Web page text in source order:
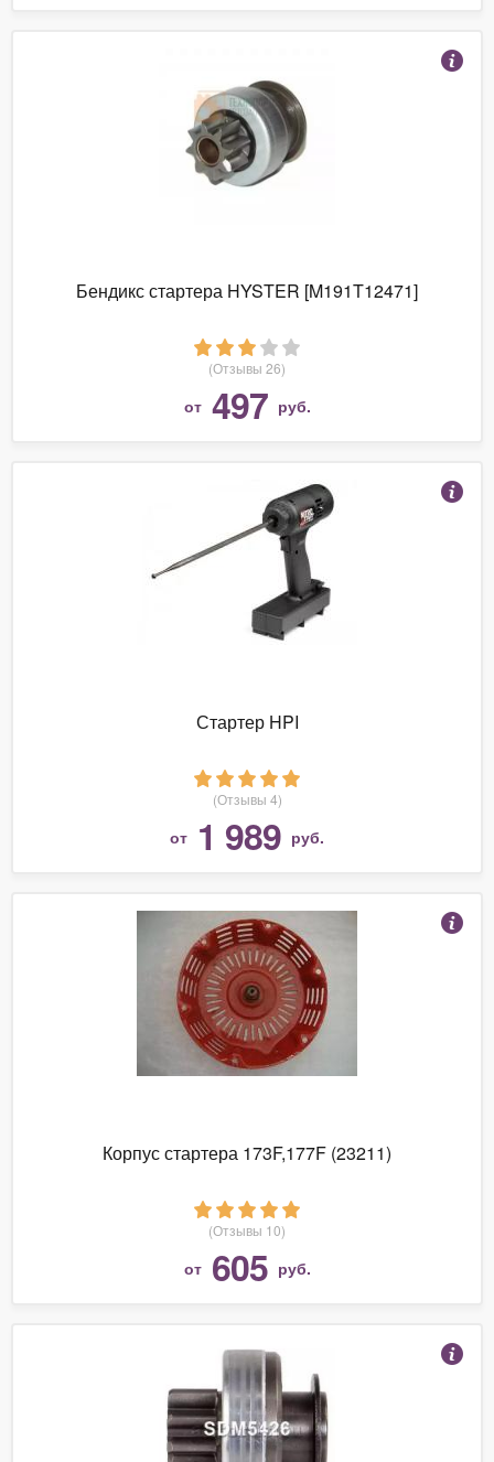
Бендикс стартера HYSTER [M191T12471]
(Отзывы 26)
от 497 руб.
Стартер HPI
(Отзывы 4)
от 1 989 руб.
Корпус стартера 173F,177F (23211)
(Отзывы 10)
от 605 руб.